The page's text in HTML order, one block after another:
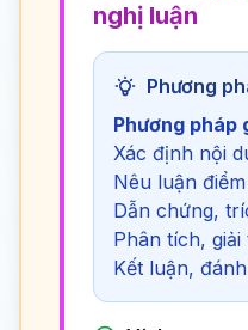
nghị luận
Phương
Phương pháp
Xác định nội
Nêu luận
Dẫn chứng,
Phân tích, giải
Kết luận,